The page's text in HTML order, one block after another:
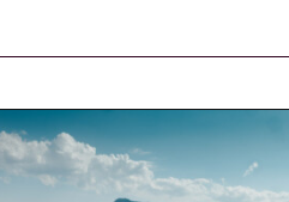
Warenkorb